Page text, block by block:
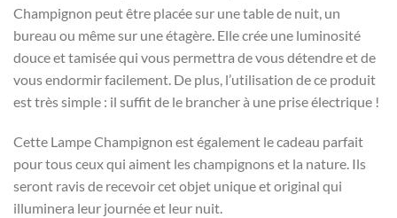
Champignon peut être placée sur une table de nuit, un
bureau ou même sur une étagère. Elle crée une luminosité
douce et tamisée qui vous permettra de vous détendre et de
vous endormir facilement. De plus, l’utilisation de ce produit
est très simple : il suffit de le brancher à une prise électrique !
Cette Lampe Champignon est également le cadeau parfait
pour tous ceux qui aiment les champignons et la nature. Ils
seront ravis de recevoir cet objet unique et original qui
illuminera leur journée et leur nuit.